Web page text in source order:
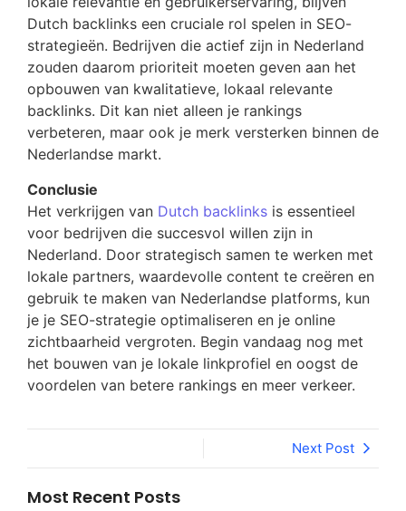
Dutch backlinks een cruciale rol spelen in SEO-
strategieën. Bedrijven die actief zijn in Nederland
zouden daarom prioriteit moeten geven aan het
opbouwen van kwalitatieve, lokaal relevante
backlinks. Dit kan niet alleen je rankings
verbeteren, maar ook je merk versterken binnen de
Nederlandse markt.
Conclusie
Het verkrijgen van Dutch backlinks is essentieel
voor bedrijven die succesvol willen zijn in
Nederland. Door strategisch samen te werken met
lokale partners, waardevolle content te creëren en
gebruik te maken van Nederlandse platforms, kun
je je SEO-strategie optimaliseren en je online
zichtbaarheid vergroten. Begin vandaag nog met
het bouwen van je lokale linkprofiel en oogst de
voordelen van betere rankings en meer verkeer.
Next Post
Most Recent Posts